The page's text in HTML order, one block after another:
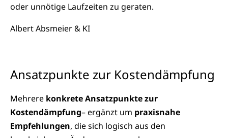
oder unnötige Laufzeiten zu geraten.
Albert Absmeier & KI
Ansatzpunkte zur Kostendämpfung
Mehrere konkrete Ansatzpunkte zur
Kostendämpfung– ergänzt um praxisnahe
Empfehlungen, die sich logisch aus den